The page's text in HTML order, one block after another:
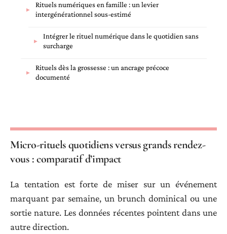
Rituels numériques en famille : un levier
intergénérationnel sous-estimé
Intégrer le rituel numérique dans le quotidien sans
surcharge
Rituels dès la grossesse : un ancrage précoce
documenté
Micro-rituels quotidiens versus grands rendez-
vous : comparatif d’impact
La tentation est forte de miser sur un événement
marquant par semaine, un brunch dominical ou une
sortie nature. Les données récentes pointent dans une
autre direction.